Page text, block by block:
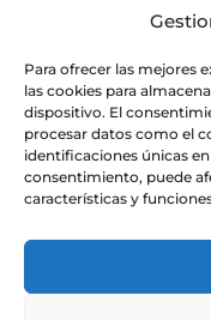
Para ofrecer las mejores
las cookies para
dispositivo. El
procesar datos como el
identificaciones únicas
consentimiento, puede
características y
la ecuación de
Web